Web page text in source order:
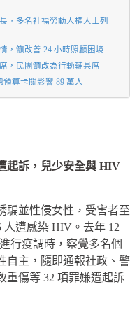
，多名社福勞動人權人士列
，籲改善 24 小時照顧困境
，民團籲改為行動輔具席
算卡關影響 89 萬人
起訴，兒少安全與 HIV
騙並性侵女性，受害者至
人遭感染 HIV。去年 12
行疫調時，察覺多名個
自主，隨即通報社政、警
重傷等 32 項罪嫌遭起訴